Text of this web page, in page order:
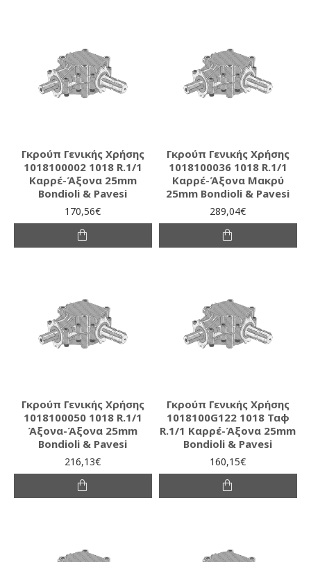
Γκρούπ Γενικής Χρήσης
1018100002 1018 R.1/1
Καρρέ-Άξονα 25mm
Bondioli & Pavesi
170,56€
Γκρούπ Γενικής Χρήσης
1018100036 1018 R.1/1
Καρρέ-Άξονα Μακρύ
25mm Bondioli & Pavesi
289,04€
Γκρούπ Γενικής Χρήσης
1018100050 1018 R.1/1
Άξονα-Άξονα 25mm
Bondioli & Pavesi
216,13€
Γκρούπ Γενικής Χρήσης
1018100G122 1018 Ταφ
R.1/1 Καρρέ-Άξονα 25mm
Bondioli & Pavesi
160,15€